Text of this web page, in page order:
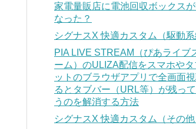
家電量販店に電池回収ボックスが
なった？
シグナスX 快適カスタム（駆動系
PIA LIVE STREAM（ぴあライブ
ーム）のULIZA配信をスマホやタ
ットのブラウザアプリで全画面
るとタブバー（URL等）が残って
うのを解消する方法
シグナスX 快適カスタム（その他